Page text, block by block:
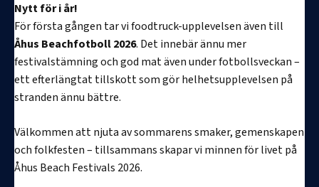
Nytt för i år!
För första gången tar vi foodtruck-upplevelsen även till
Åhus Beachfotboll 2026. Det innebär ännu mer
festivalstämning och god mat även under fotbollsveckan –
ett efterlängtat tillskott som gör helhetsupplevelsen på
stranden ännu bättre.
Välkommen att njuta av sommarens smaker, gemenskapen
och folkfesten – tillsammans skapar vi minnen för livet på
Åhus Beach Festivals 2026.